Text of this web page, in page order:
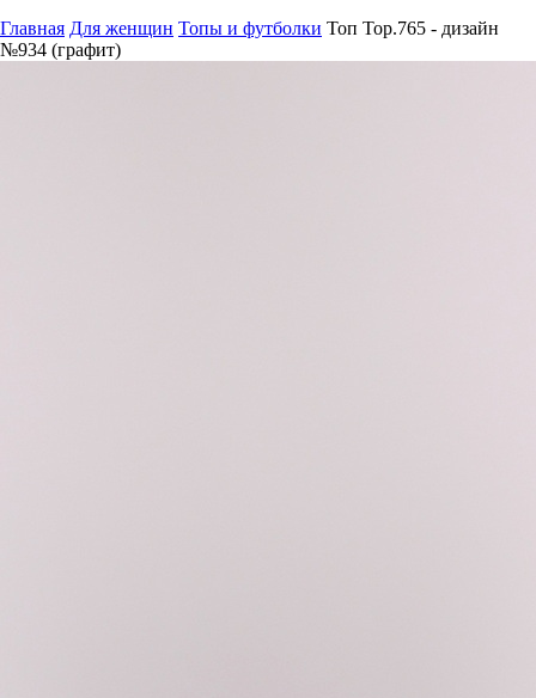
Главная Для женщин Топы и футболки Топ Top.765 - дизайн
№934 (графит)